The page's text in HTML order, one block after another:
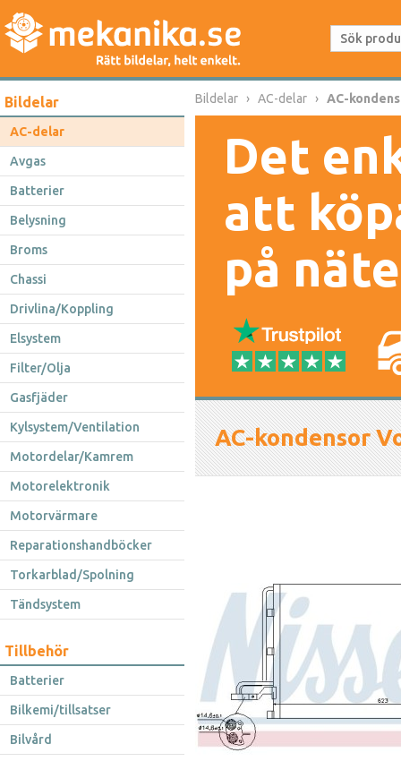
Bildelar
AC-delar
Avgas
Batterier
Belysning
Broms
Chassi
Drivlina/Koppling
Elsystem
Filter/Olja
Gasfjäder
Kylsystem/Ventilation
Motordelar/Kamrem
Motorelektronik
Motorvärmare
Reparationshandböcker
Torkarblad/Spolning
Tändsystem
Tillbehör
Batterier
Bilkemi/tillsatser
Bilvård
Bildelar AC-delar AC-
Det
att
på
AC-kondensor